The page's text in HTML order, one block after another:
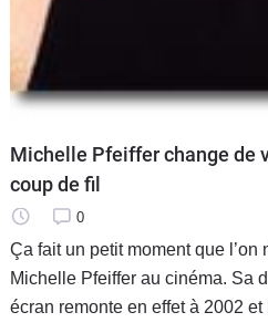
Michelle Pfeiffer change de voiture sur un simple
coup de fil
0
Ça fait un petit moment que l’on
Michelle Pfeiffer au cinéma. Sa
écran remonte en effet à 2002